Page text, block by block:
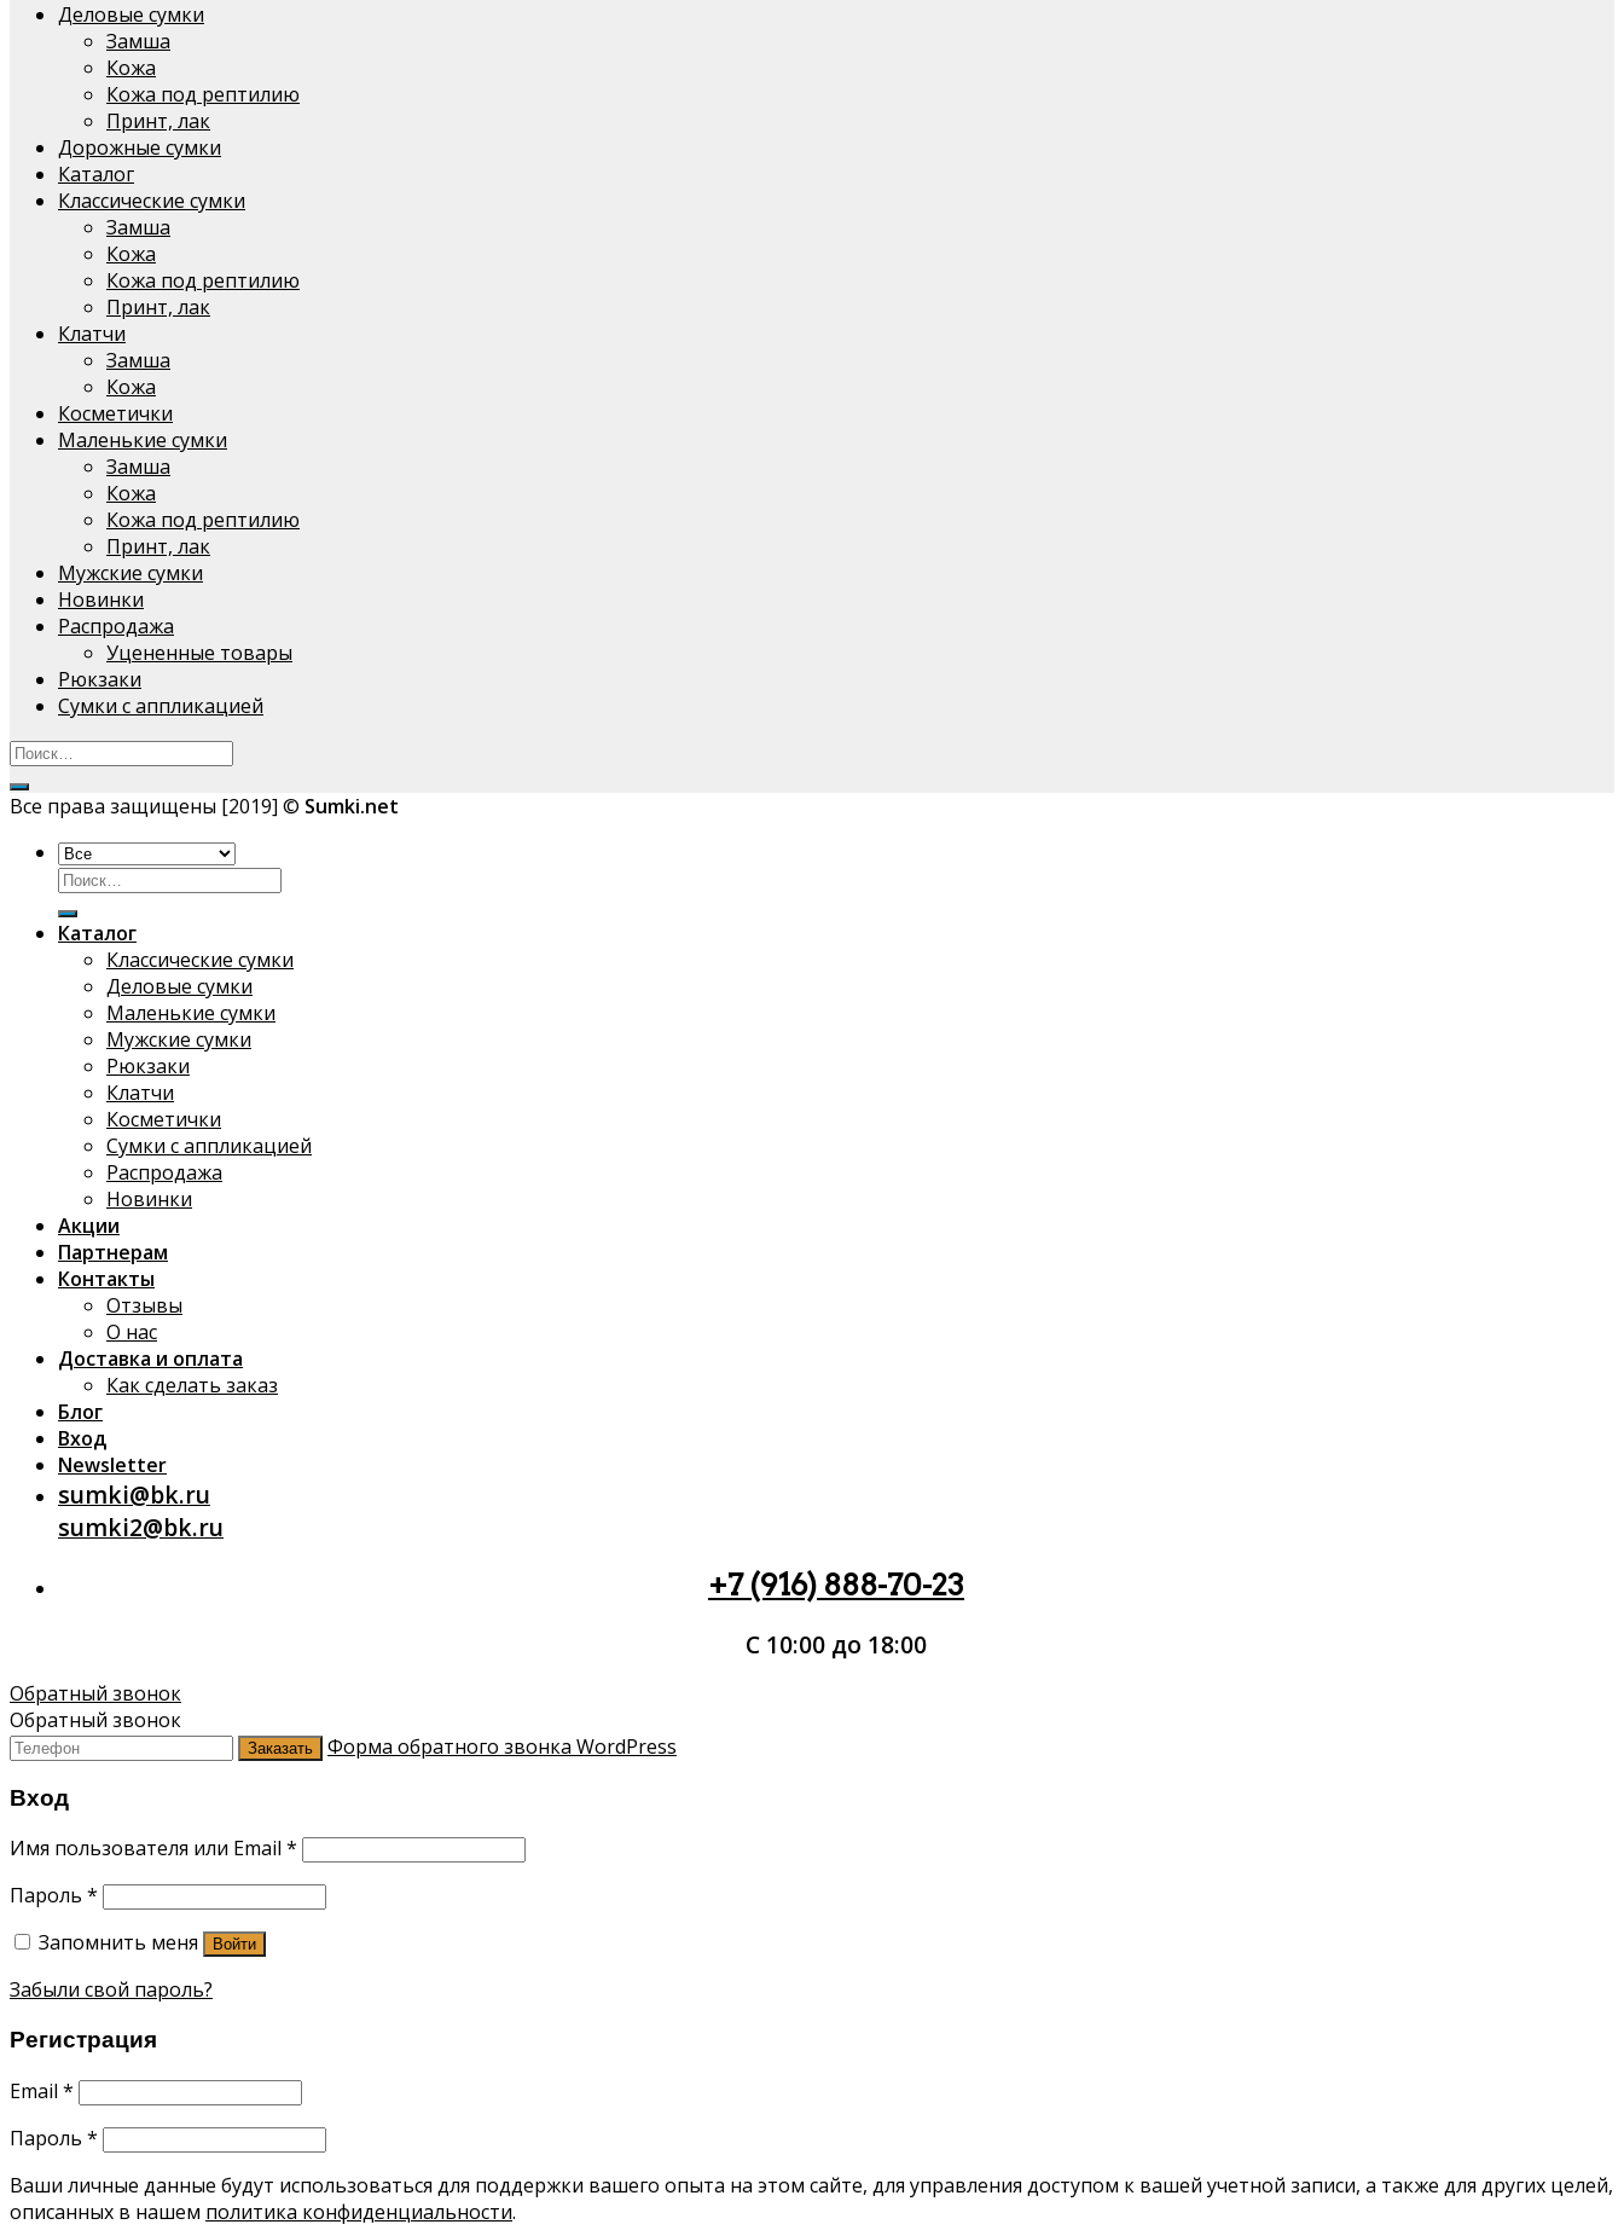
Деловые сумки
Замша
Кожа
Кожа под рептилию
Принт, лак
Дорожные сумки
Каталог
Классические сумки
Замша
Кожа
Кожа под рептилию
Принт, лак
Клатчи
Замша
Кожа
Косметички
Маленькие сумки
Замша
Кожа
Кожа под рептилию
Принт, лак
Мужские сумки
Новинки
Распродажа
Уцененные товары
Рюкзаки
Сумки с аппликацией
Все права защищены [2019] © Sumki.net
Искать:
Каталог
Классические сумки
Деловые сумки
Маленькие сумки
Мужские сумки
Рюкзаки
Клатчи
Косметички
Сумки с аппликацией
Распродажа
Новинки
Акции
Партнерам
Контакты
Отзывы
О нас
Доставка и оплата
Как сделать заказ
Блог
Вход
Newsletter
sumki@bk.ru
sumki2@bk.ru
+7 (916) 888-70-23
С 10:00 до 18:00
Обратный звонок
Обратный звонок
Заказать Форма обратного звонка WordPress
Вход
Имя пользователя или Email *
Пароль *
Запомнить меня
Войти
Забыли свой пароль?
Регистрация
Email *
Пароль *
Ваши личные данные будут использоваться для поддержки вашего опыта на этом сайте, для управления доступом к вашей учетной записи, а также для других целей,
описанных в нашем политика конфиденциальности.